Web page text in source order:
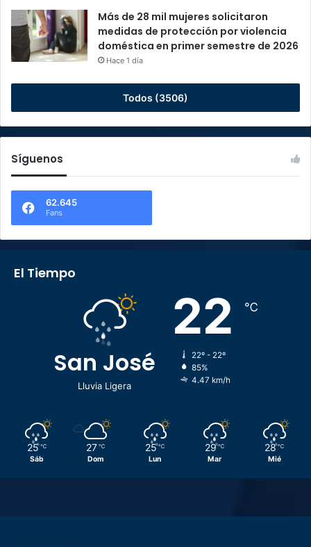
Más de 28 mil mujeres solicitaron
medidas de protección por violencia
doméstica en primer semestre de 2026
Hace 1 día
Todos (3506)
Síguenos
62.645
Fans
El Tiempo
San José
Lluvia Ligera
22 ℃
22º - 22º
85%
4.47 km/h
25 ℃
Sáb
27 ℃
Dom
25 ℃
Lun
29 ℃
Mar
28 ℃
Mié